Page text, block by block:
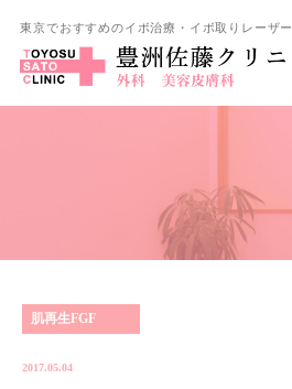
東京でおすすめのイボ治療・イボ取りレーザー
肌再生FGF
2017.05.04